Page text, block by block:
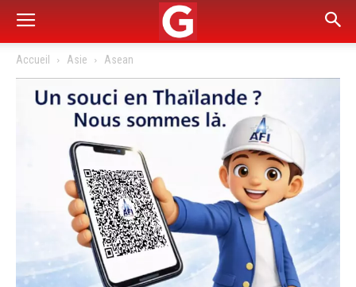
Accueil Asie Asean